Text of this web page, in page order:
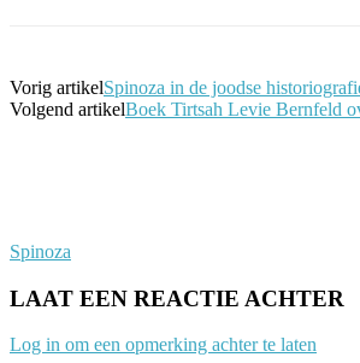
Vorig artikelSpinoza in de joodse
Volgend artikelBoek Tirtsah Levie Bernfeld
Spinoza
LAAT EEN REACTIE ACHTER
Log in om een opmerking achter te laten